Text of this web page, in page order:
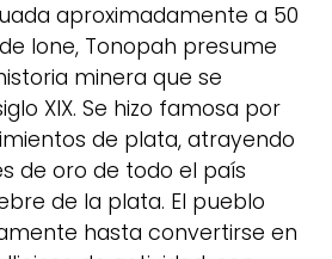
aproximadamente a 50
Ione, Tonopah presume
minera que se
XIX. Se hizo famosa por
de plata, atrayendo
de oro de todo el país
de la plata. El pueblo
hasta convertirse en